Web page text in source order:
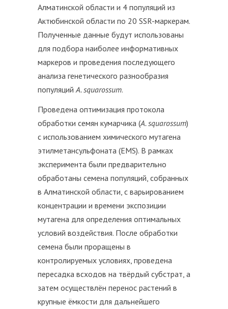
Алматинской области и 4 популяций из
Актюбинской области по 20 SSR-маркерам.
Полученные данные будут использованы
для подбора наиболее информативных
маркеров и проведения последующего
анализа генетического разнообразия
популяций A. squarossum.
Проведена оптимизация протокола
обработки семян кумарчика (A. squarossum)
с использованием химического мутагена
этилметансульфоната (EMS). В рамках
эксперимента были предварительно
обработаны семена популяций, собранных
в Алматинской области, с варьированием
концентрации и времени экспозиции
мутагена для определения оптимальных
условий воздействия. После обработки
семена были проращены в
контролируемых условиях, проведена
пересадка всходов на твёрдый субстрат, а
затем осуществлён перенос растений в
крупные ёмкости для дальнейшего